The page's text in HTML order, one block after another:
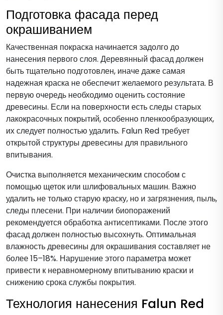
Подготовка фасада перед
окрашиванием
Качественная покраска начинается задолго до
нанесения первого слоя. Деревянный фасад должен
быть тщательно подготовлен, иначе даже самая
надежная краска не обеспечит желаемого результата. В
первую очередь необходимо оценить состояние
древесины. Если на поверхности есть следы старых
лакокрасочных покрытий, особенно пленкообразующих,
их следует полностью удалить. Falun Red требует
открытой структуры древесины для правильного
впитывания.
Очистка выполняется механическим способом с
помощью щеток или шлифовальных машин. Важно
удалить не только старую краску, но и загрязнения, пыль,
следы плесени. При наличии биопоражений
рекомендуется обработка антисептиками. После этого
фасад должен полностью высохнуть. Оптимальная
влажность древесины для окрашивания составляет не
более 15–18%. Нарушение этого параметра может
привести к неравномерному впитыванию краски и
снижению срока службы покрытия.
Технология нанесения Falun Red